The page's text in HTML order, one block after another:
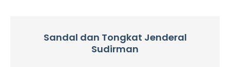
Sandal dan Tongkat Jenderal
Sudirman